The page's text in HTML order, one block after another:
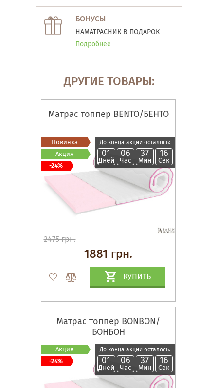
БОНУСЫ
НАМАТРАСНИК В ПОДАРОК
Подробнее
ДРУГИЕ ТОВАРЫ:
Матрас топпер BENTO/БЕНТО
До конца акции осталось:
01
Дней
06
Час
37
Мин
15
Сек
2475 грн.
1881 грн.
КУПИТЬ
Новинка
Акция
-24%
Матрас топпер BONBON/
БОНБОН
До конца акции осталось:
01
Дней
06
Час
37
Мин
15
Сек
Акция
-24%